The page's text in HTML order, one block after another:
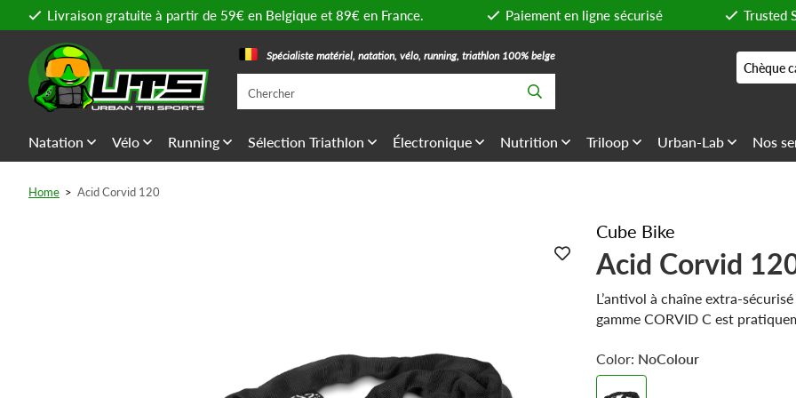
Livraison gratuite à partir de 59€ en Belgique et 89€ en France. Paiement en ligne sécurisé Trusted
Spécialiste matériel, natation, vélo, running, triathlon 100% belge
Chèque
Natation Vélo Running Sélection Triathlon Électronique Nutrition Triloop Urban-Lab Nos
Home > Acid Corvid 120
Cube Bike
Acid Corvid
L’antivol à chaîne extra-
gamme CORVID C est
textile résistant à la déchirure et
surface caoutchoutée empêche
Color: NoColour